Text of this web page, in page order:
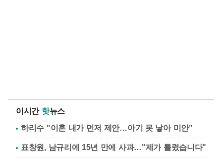
이시간 핫뉴스
하리수 "이혼 내가 먼저 제안…아기 못 낳아 미안"
표창원, 남규리에 15년 만에 사과…"제가 틀렸습니다"